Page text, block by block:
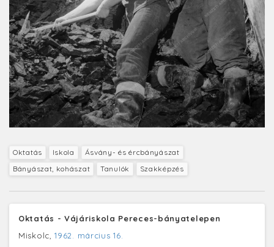
Oktatás Iskola
Ásvány- és ércbányászat
Bányászat, kohászat
Tanulók Szakképzés
Oktatás - Vájáriskola Pereces-bányatelepen
Miskolc,1962. március 16.